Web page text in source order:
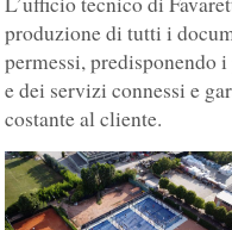
produzione di tutti i
permessi, predisponendo
e dei servizi connessi e
costante al cliente.